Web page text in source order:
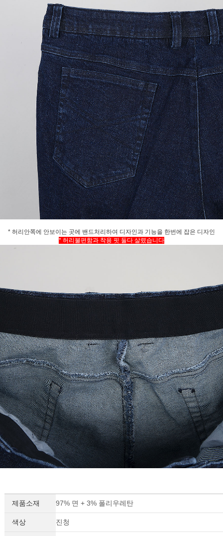
* 허리안쪽에 안보이는 곳에 밴드처리하여 디자인과 기능을 한번에 잡은 디자인
* 허리불편함과 착용 핏 둘다 살렸습니다
제품소재 97% 면 + 3% 폴리우레탄
색상 진청